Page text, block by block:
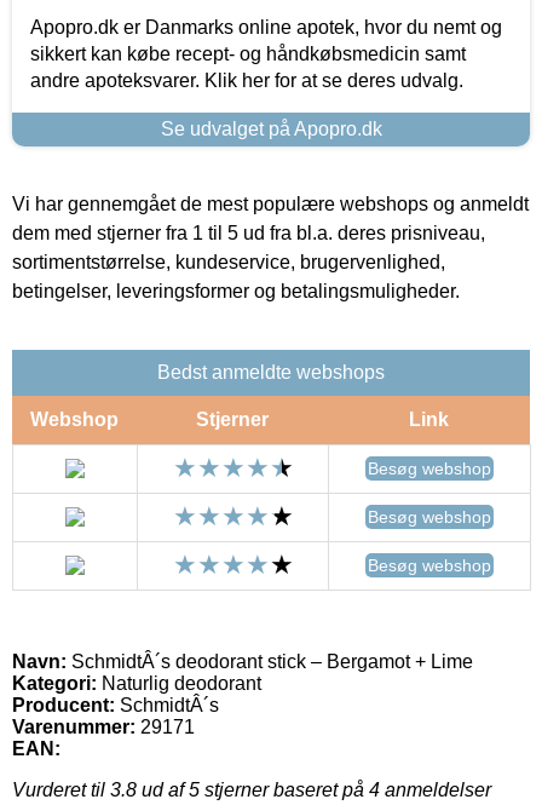
Apopro.dk er Danmarks online apotek, hvor du nemt og
sikkert kan købe recept- og håndkøbsmedicin samt
andre apoteksvarer. Klik her for at se deres udvalg.
Se udvalget på Apopro.dk
Vi har gennemgået de mest populære webshops og anmeldt
dem med stjerner fra 1 til 5 ud fra bl.a. deres prisniveau,
sortimentstørrelse, kundeservice, brugervenlighed,
betingelser, leveringsformer og betalingsmuligheder.
Bedst anmeldte webshops
Webshop Stjerner Link
Besøg webshop
Besøg webshop
Besøg webshop
Navn: SchmidtÂ´s deodorant stick – Bergamot + Lime
Kategori: Naturlig deodorant
Producent: SchmidtÂ´s
Varenummer: 29171
EAN:
Vurderet til 3.8 ud af 5 stjerner baseret på 4 anmeldelser